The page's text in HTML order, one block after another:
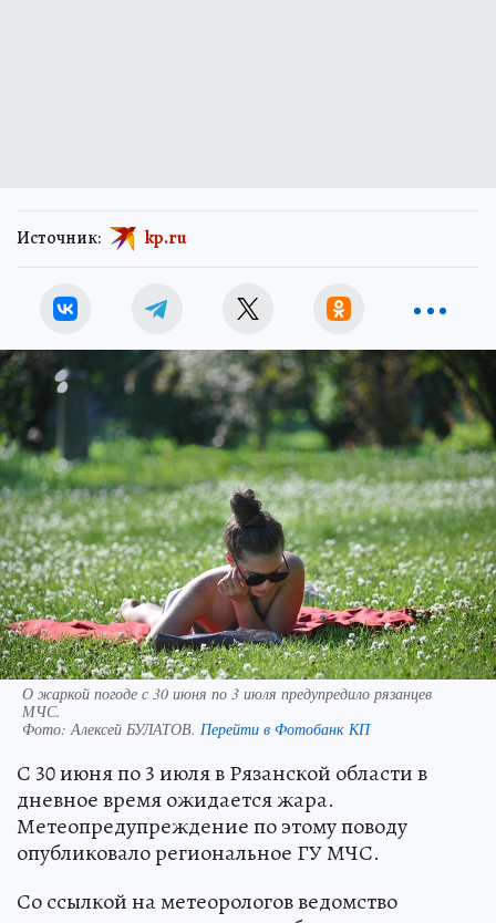
Источник: kp.ru
О жаркой погоде с 30 июня по 3 июля предупредило рязанцев
МЧС.
Фото:Алексей БУЛАТОВ. Перейти в Фотобанк КП
С 30 июня по 3 июля в Рязанской области в
дневное время ожидается жара.
Метеопредупреждение по этому поводу
опубликовало региональное ГУ МЧС.
Со ссылкой на метеорологов ведомство